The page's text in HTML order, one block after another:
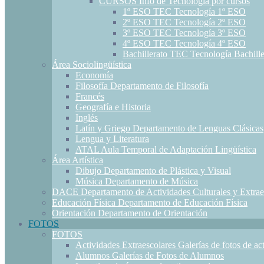
1º ESO TEC Tecnología 1º ESO
2º ESO TEC Tecnología 2º ESO
3º ESO TEC Tecnología 3º ESO
4º ESO TEC Tecnología 4º ESO
Bachillerato TEC Tecnología
Área Sociolingüística
Economía
Filosofía Departamento de Filosofía
Francés
Geografía e Historia
Inglés
Latín y Griego Departamento de Lenguas Clásicas
Lengua y Literatura
ATAL Aula Temporal de Adaptación Lingüística
Área Artística
Dibujo Departamento de Plástica y Visual
Música Departamento de Música
DACE Departamento de Actividades Culturales y
Educación Física Departamento de Educación Física
Orientación Departamento de Orientación
FOTOS
FOTOS
Actividades Extraescolares Galerías de fotos de
Alumnos Galerías de Fotos de Alumnos